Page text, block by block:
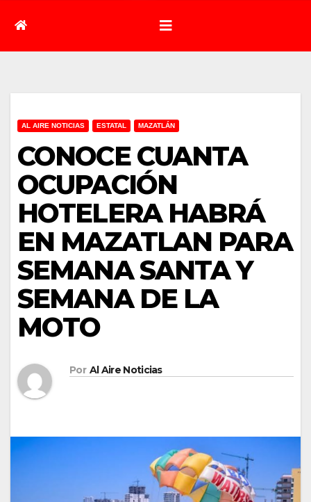
AL AIRE NOTICIAS ESTATAL MAZATLÁN
CONOCE CUANTA
OCUPACIÓN
HOTELERA HABRÁ
EN MAZATLAN PARA
SEMANA SANTA Y
SEMANA DE LA
MOTO
Por Al Aire Noticias